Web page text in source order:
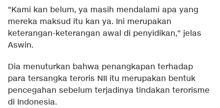
"Kami kan belum, ya masih mendalami apa yang
mereka maksud itu kan ya. Ini merupakan
keterangan-keterangan awal di penyidikan," jelas
Aswin.
Dia menuturkan bahwa penangkapan terhadap
para tersangka teroris NII itu merupakan bentuk
pencegahan sebelum terjadinya tindakan terorisme
di Indonesia.